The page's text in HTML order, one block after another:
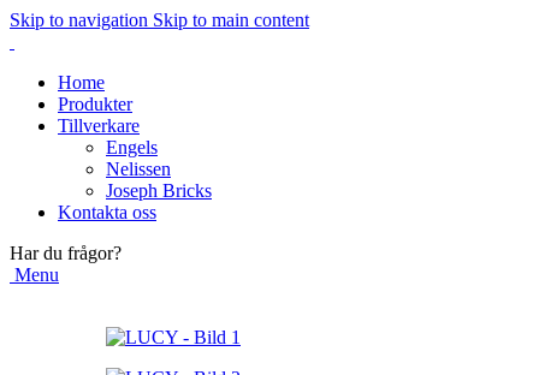
Skip to navigation Skip to main content
Home
Produkter
Tillverkare
Engels
Nelissen
Joseph Bricks
Kontakta oss
Har du frågor?
Menu